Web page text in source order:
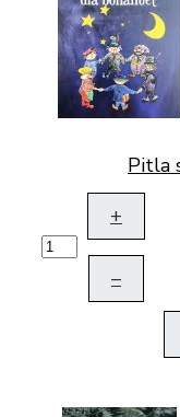
Pitla
+
–